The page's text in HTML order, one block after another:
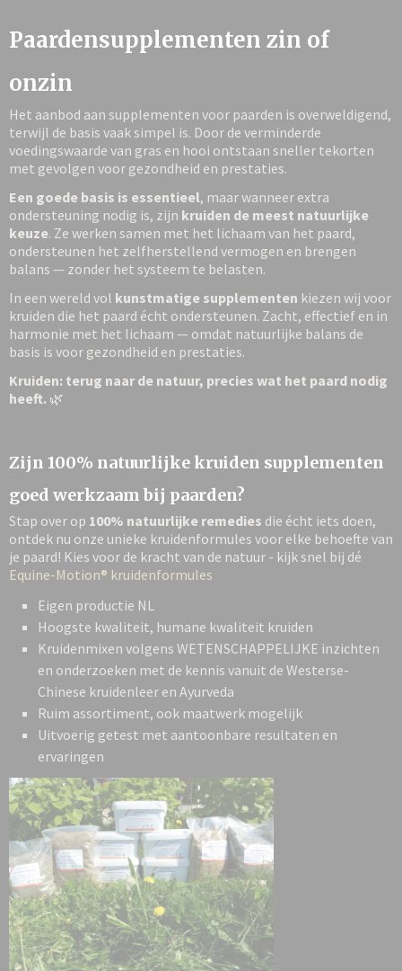
Paardensupplementen zin of
onzin
Het aanbod aan supplementen voor paarden is overweldigend,
terwijl de basis vaak simpel is. Door de verminderde
voedingswaarde van gras en hooi ontstaan sneller tekorten
met gevolgen voor gezondheid en prestaties.
Een goede basis is essentieel, maar wanneer extra
ondersteuning nodig is, zijn kruiden de meest natuurlijke
keuze. Ze werken samen met het lichaam van het paard,
ondersteunen het zelfherstellend vermogen en brengen
balans — zonder het systeem te belasten.
In een wereld vol kunstmatige supplementen kiezen wij voor
kruiden die het paard écht ondersteunen. Zacht, effectief en in
harmonie met het lichaam — omdat natuurlijke balans de
basis is voor gezondheid en prestaties.
Kruiden: terug naar de natuur, precies wat het paard nodig
heeft. 🌿
Zijn 100% natuurlijke kruiden supplementen
goed werkzaam bij paarden?
Stap over op 100% natuurlijke remedies die écht iets doen,
ontdek nu onze unieke kruidenformules voor elke behoefte van
je paard! Kies voor de kracht van de natuur - kijk snel bij dé
Equine-Motion® kruidenformules
Eigen productie NL
Hoogste kwaliteit, humane kwaliteit kruiden
Kruidenmixen volgens WETENSCHAPPELIJKE inzichten
en onderzoeken met de kennis vanuit de Westerse-
Chinese kruidenleer en Ayurveda
Ruim assortiment, ook maatwerk mogelijk
Uitvoerig getest met aantoonbare resultaten en
ervaringen